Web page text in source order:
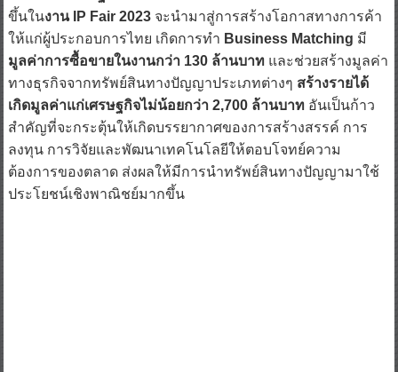
ขึ้นในงาน IP Fair 2023จะนำมาสู่การสร้างโอกาสทางการค้า
ให้แก่ผู้ประกอบการไทย เกิดการทำ Business Matching มี
มูลค่าการซื้อขายในงานกว่า 130 ล้านบาทและช่วยสร้างมูลค่า
ทางธุรกิจจากทรัพย์สินทางปัญญาประเภทต่างๆ สร้างรายได้
เกิดมูลค่าแก่เศรษฐกิจไม่น้อยกว่า 2,700 ล้านบาทอันเป็นก้าว
สำคัญที่จะกระตุ้นให้เกิดบรรยากาศของการสร้างสรรค์ การ
ลงทุน การวิจัยและพัฒนาเทคโนโลยีให้ตอบโจทย์ความ
ต้องการของตลาด ส่งผลให้มีการนำทรัพย์สินทางปัญญามาใช้
ประโยชน์เชิงพาณิชย์มากขึ้น